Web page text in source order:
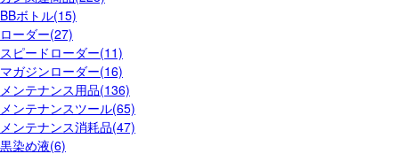
BBボトル(15)
ローダー(27)
スピードローダー(11)
マガジンローダー(16)
メンテナンス用品(136)
メンテナンスツール(65)
メンテナンス消耗品(47)
黒染め液(6)